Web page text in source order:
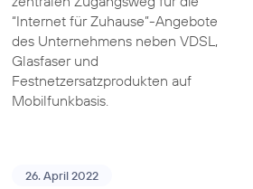
“Internet für Zuhause”-Angebote
des Unternehmens neben VDSL,
Glasfaser und
Festnetzersatzprodukten auf
Mobilfunkbasis.
26. April 2022